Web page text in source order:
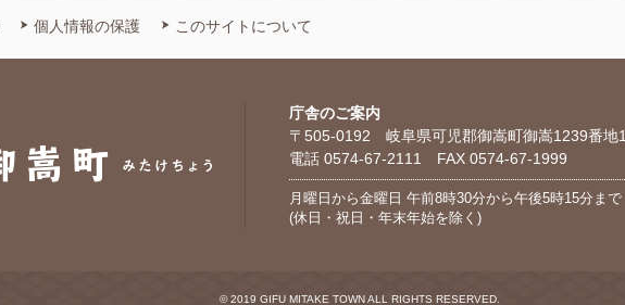
個人情報の保護 このサイトについて
庁舎のご案内
〒505-0192 岐阜県可児郡御嵩町御嵩1239番地1
電話 0574-67-2111 FAX 0574-67-1999
月曜日から金曜日 午前8時30分から午後5時15分まで
(休日・祝日・年末年始を除く)
© 2019 GIFU MITAKE TOWN ALL RIGHTS RESERVED.